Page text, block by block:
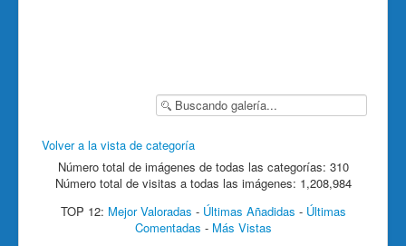
Volver a la vista de categoría
Número total de imágenes de todas las categorías: 310
Número total de visitas a todas las imágenes: 1,208,984
TOP 12: Mejor Valoradas - Últimas Añadidas - Últimas
Comentadas - Más Vistas